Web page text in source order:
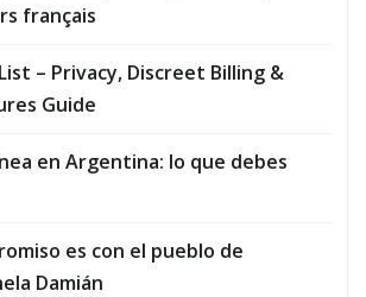
français
– Privacy, Discreet Billing &
Guide
en Argentina: lo que debes
es con el pueblo de
Damián